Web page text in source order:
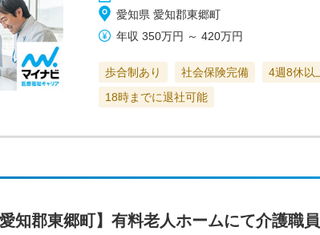
愛知県 愛知郡東郷町
年収 350万円 ～420万円
歩合制あり 社会保険完備 4週8休以
18時までに退社可能
愛知郡東郷町】有料老人ホームにて介護職